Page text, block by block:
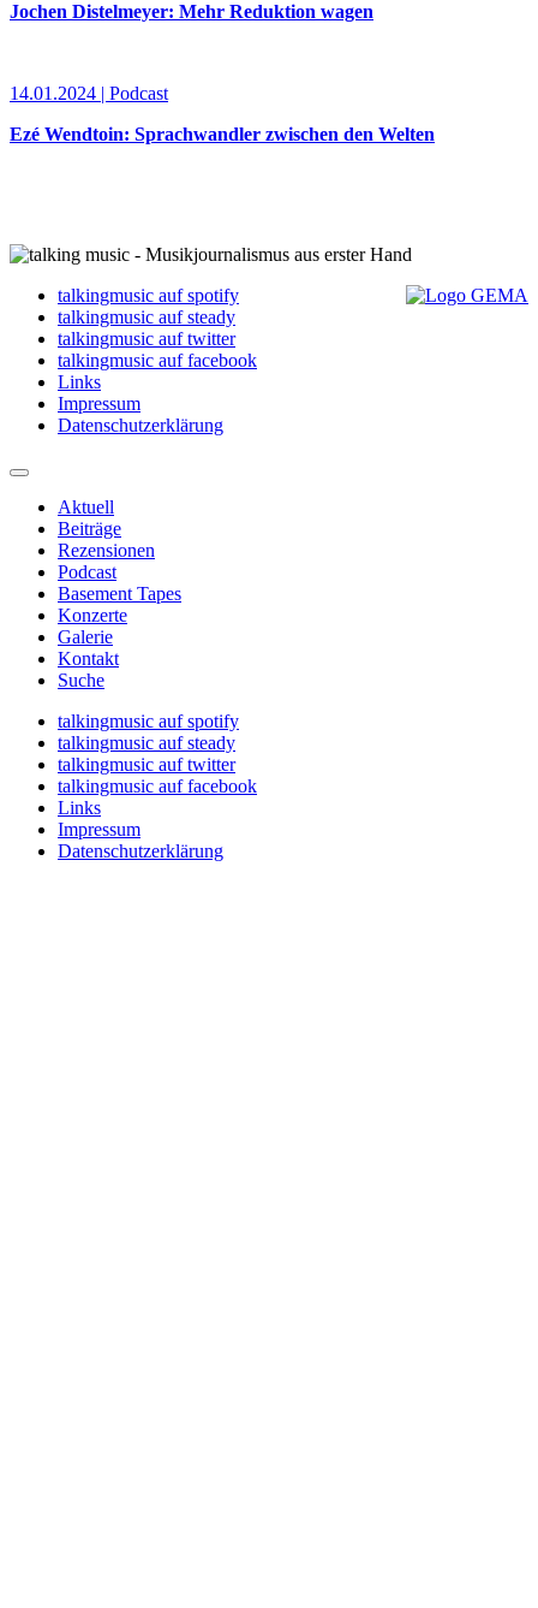
Jochen Distelmeyer: Mehr Reduktion wagen
14.01.2024 | Podcast
Ezé Wendtoin: Sprachwandler zwischen den Welten
talkingmusic auf spotify
talkingmusic auf steady
talkingmusic auf twitter
talkingmusic auf facebook
Links
Impressum
Datenschutzerklärung
Aktuell
Beiträge
Rezensionen
Podcast
Basement Tapes
Konzerte
Galerie
Kontakt
Suche
talkingmusic auf spotify
talkingmusic auf steady
talkingmusic auf twitter
talkingmusic auf facebook
Links
Impressum
Datenschutzerklärung